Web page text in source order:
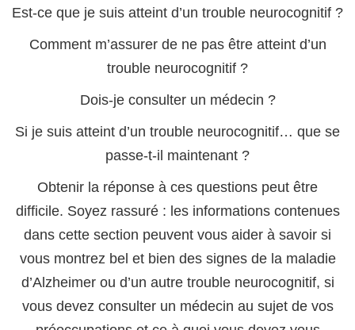
Est-ce que je suis atteint d’un trouble neurocognitif ?
Comment m’assurer de ne pas être atteint d’un
trouble neurocognitif ?
Dois-je consulter un médecin ?
Si je suis atteint d’un trouble neurocognitif… que se
passe-t-il maintenant ?
Obtenir la réponse à ces questions peut être
difficile. Soyez rassuré : les informations contenues
dans cette section peuvent vous aider à savoir si
vous montrez bel et bien des signes de la maladie
d’Alzheimer ou d’un autre trouble neurocognitif, si
vous devez consulter un médecin au sujet de vos